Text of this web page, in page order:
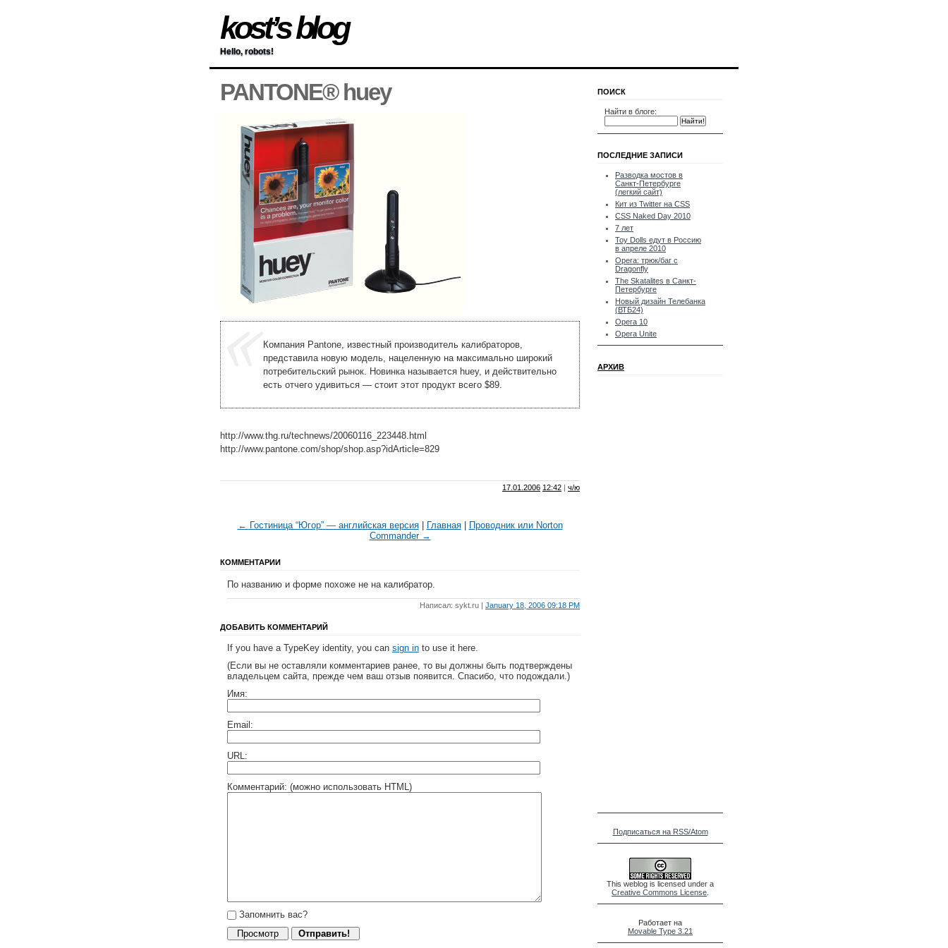
kost’s blog
Hello, robots!
PANTONE® huey
Компания Pantone, известный производитель калибраторов,
представила новую модель, нацеленную на максимально широкий
потребительский рынок. Новинка называется huey, и действительно
есть отчего удивиться — стоит этот продукт всего $89.
http://www.thg.ru/technews/20060116_223448.html
http://www.pantone.com/shop/shop.asp?idArticle=829
17.01.2006 12:42 | ч/ю
← Гостиница “Югор” — английская версия| Главная|
Проводник или Norton
Commander →
КОММЕНТАРИИ
По названию и форме похоже не на калибратор.
Написал: sykt.ru | January 18, 2006 09:18 PM
ДОБАВИТЬ КОММЕНТАРИЙ
If you have a TypeKey identity, you can sign in to use it here.
(Если вы не оставляли комментариев ранее, то вы должны быть подтверждены
владельцем сайта, прежде чем ваш отзыв появится. Спасибо, что подождали.)
Имя:
Email:
URL:
Комментарий: (можно использовать HTML)
Запомнить вас?
ПОИСК
Найти в блоге:
ПОСЛЕДНИЕ ЗАПИСИ
Разводка мостов в
Санкт-Петербурге
(легкий сайт)
Кит из Twitter на CSS
CSS Naked Day 2010
7 лет
Toy Dolls едут в Россию
в апреле 2010
Opera: трюк/баг с
Dragonfly
The Skatalites в Санкт-
Петербурге
Новый дизайн Телебанка
(ВТБ24)
Opera 10
Opera Unite
АРХИВ
Подписаться на RSS/Atom
This weblog is licensed under a
Creative Commons License
Работает на
Movable Type 3.21